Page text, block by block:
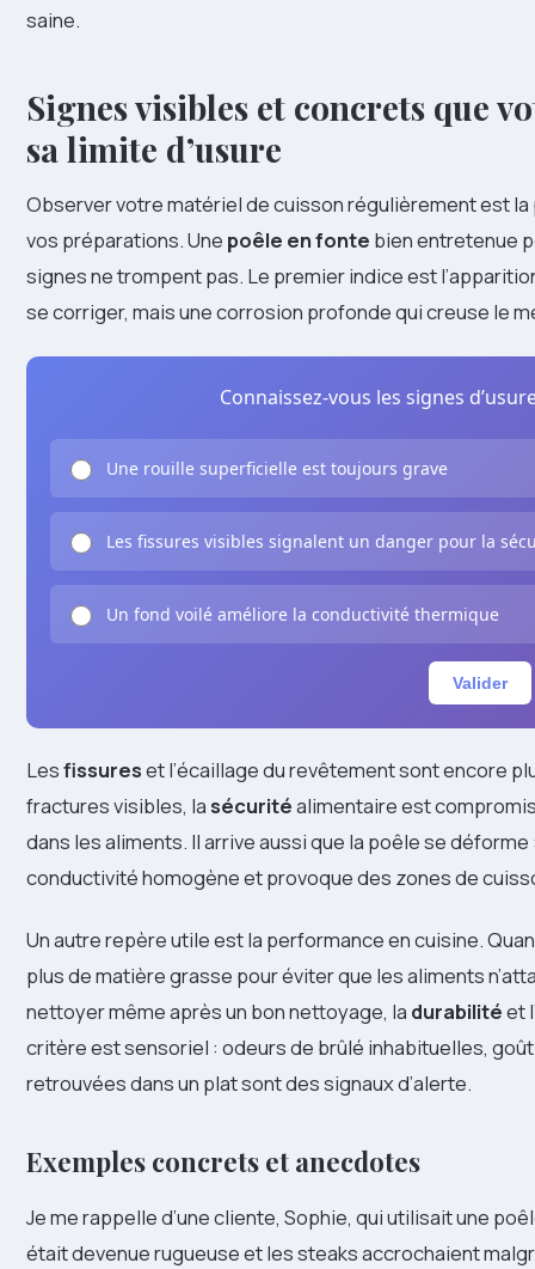
saine.
Signes visibles et concrets que
sa limite d’usure
Observer votre matériel de cuisson régulièrement est
vos préparations. Une poêle en fonte bien entretenue
signes ne trompent pas. Le premier indice est
se corriger, mais une corrosion profonde qui creuse le
Connaissez-vous les signes
Une rouille superficielle est toujours grave
Les fissures visibles signalent un danger pour la
Un fond voilé améliore la conductivité thermique
Valider
Lesfissureset l’écaillage du revêtement sont encore
fractures visibles, lasécuritéalimentaire est
dans les aliments. Il arrive aussi que la poêle se
conductivité homogène et provoque des zones de
Un autre repère utile est la performance en cuisine.
plus de matière grasse pour éviter que les aliments
nettoyer même après un bon nettoyage, la durabilitéet
critère est sensoriel : odeurs de brûlé inhabituelles,
retrouvées dans un plat sont des signaux d’alerte.
Exemples concrets et anecdotes
Je me rappelle d’une cliente, Sophie, qui utilisait une
était devenue rugueuse et les steaks accrochaient